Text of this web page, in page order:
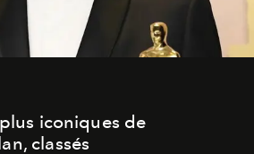
iconiques de
classés